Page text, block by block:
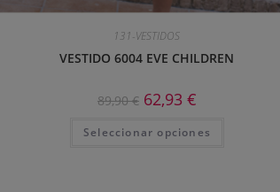
131-VESTIDOS
VESTIDO 6004 EVE CHILDREN
89,90€ 62,93 €
Seleccionar opciones